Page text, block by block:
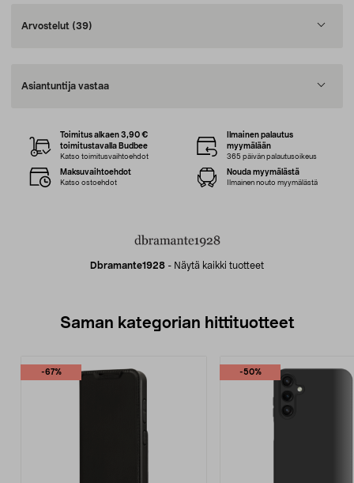
Arvostelut (39)
Asiantuntija vastaa
Dbramante1928 - Näytä kaikki tuotteet
Toimitus alkaen 3,90 €
toimitustavalla Budbee
Katso toimitusvaihtoehdot
Ilmainen palautus
myymälään
365 päivän palautusoikeus
Maksuvaihtoehdot
Katso ostoehdot
Nouda myymälästä
Ilmainen nouto myymälästä
Saman kategorian hittituotteet
-67% -50%